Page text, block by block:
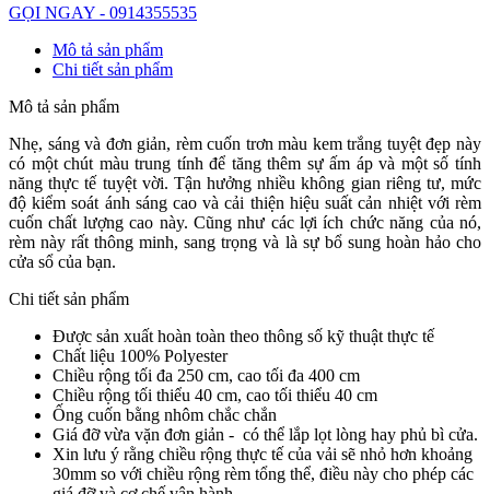
GỌI NGAY - 0914355535
Mô tả sản phẩm
Chi tiết sản phẩm
Mô tả sản phẩm
Nhẹ, sáng và đơn giản, rèm cuốn trơn màu kem trắng tuyệt đẹp này
có một chút màu trung tính để tăng thêm sự ấm áp và một số tính
năng thực tế tuyệt vời. Tận hưởng nhiều không gian riêng tư, mức
độ kiểm soát ánh sáng cao và cải thiện hiệu suất cản nhiệt với rèm
cuốn chất lượng cao này. Cũng như các lợi ích chức năng của nó,
rèm này rất thông minh, sang trọng và là sự bổ sung hoàn hảo cho
cửa sổ của bạn.
Chi tiết sản phẩm
Được sản xuất hoàn toàn theo thông số kỹ thuật thực tế
Chất liệu 100% Polyester
Chiều rộng tối đa 250 cm, cao tối đa 400 cm
Chiều rộng tối thiểu 40 cm, cao tối thiểu 40 cm
Ống cuốn bằng nhôm chắc chắn
Giá đỡ vừa vặn đơn giản - có thể lắp lọt lòng hay phủ bì cửa.
Xin lưu ý rằng chiều rộng thực tế của vải sẽ nhỏ hơn khoảng
30mm so với chiều rộng rèm tổng thể, điều này cho phép các